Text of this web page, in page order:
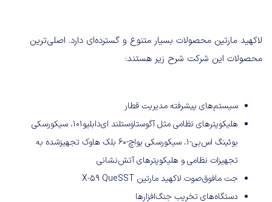
لاکهید مارتین محصولات بسیار متنوع و گسترده‌ای دارد. اصلی‌ترین
محصولات این شرکت شرح زیر هستند:
سیستم‌های پیشرفته مدیریت قطار
هلیکوپترهای نظامی مثل آگوستاوستلند ای‌دابلیو۱۰۱، سیکورسکی
بوئینگ اس‌بی-۱، سیکورسکی یواچ-۶۰ بلک هاوک تجهیزشده به
تجهیزات نظامی و هلیکوپترهای آتش‌نشانی
جت مافوق‌صوت لاکهید مارتین X-59 QueSST
دستگاه‌های تخریب جنگ‌افزارها